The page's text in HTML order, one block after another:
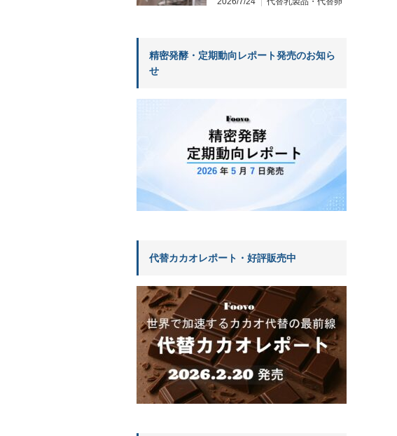
精密発酵・定期動向レポート発売のお知ら
せ
代替カカオレポート・好評販売中